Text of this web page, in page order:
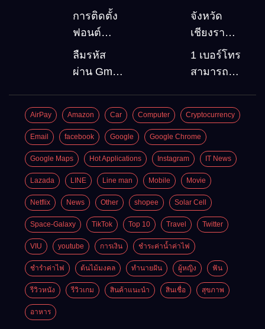
การติดตั้ง
ฟอนต์
(Font)
ลงบน
จังหวัด
เชียงราย 5
สถานที่
ท่องเที่ยว
ลืมรหัส
ผ่าน Gmail
Google
account
อัพเดต
ล่าสุด
1 เบอร์โทร
สามารถ
Gmail
บัญชีใหม่
ได้กี่ครั้ง?
กี่บัญชี ?
AirPay Amazon Car Computer Cryptocurrency
Email facebook Google Google Chrome
Google Maps Hot Applications Instagram IT News
Lazada LINE Line man Mobile Movie
Netflix News Other shopee Solar Cell
Space-Galaxy TikTok Top 10 Travel Twitter
VIU youtube การเงิน ชำระค่าน้ำค่าไฟ
ชำรำค่าไฟ ต้นไม้มงคล ทำนายฝัน ผู้หญิง ฟัน
รีวิวหนัง รีวิวเกม สินค้าแนะนำ สินเชื่อ สุขภาพ
อาหาร